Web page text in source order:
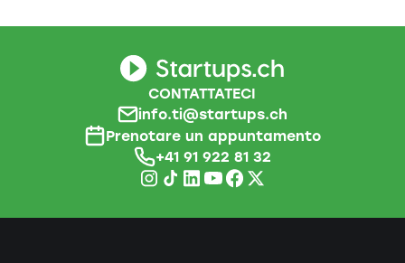
CONTATTATECI
info.ti@startups.ch
Prenotare un appuntamento
+41 91 922 81 32